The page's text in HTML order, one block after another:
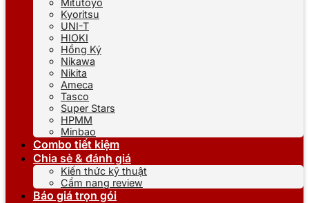
Mitutoyo
Kyoritsu
UNI-T
HIOKI
Hồng Ký
Nikawa
Nikita
Ameca
Tasco
Super Stars
HPMM
Minbao
Combo tiết kiệm
Chia sẻ & đánh giá
Kiến thức kỹ thuật
Cẩm nang review
Báo giá trọn gói